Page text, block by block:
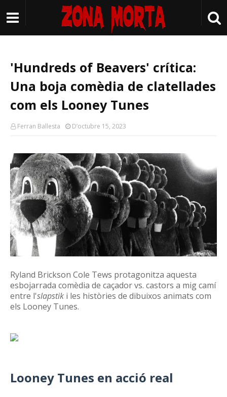
'Hundreds of Beavers' crítica:
Una boja comèdia de clatellades
com els Looney Tunes
Ferran Ballesta D’octubre 15, 2023
Ryland Brickson Cole Tews protagonitza aquesta
esbojarrada comèdia de caçador vs. castors a mig camí
entre l'slapstik i les històries de dibuixos animats com
els Looney Tunes.
Looney Tunes en acció real